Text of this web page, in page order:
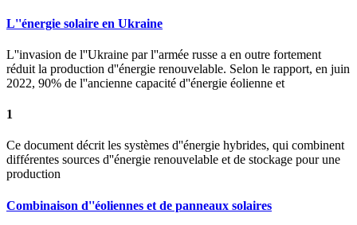
L''énergie solaire en Ukraine
L''invasion de l''Ukraine par l''armée russe a en outre fortement
réduit la production d''énergie renouvelable. Selon le rapport, en juin
2022, 90% de l''ancienne capacité d''énergie éolienne et
1
Ce document décrit les systèmes d''énergie hybrides, qui combinent
différentes sources d''énergie renouvelable et de stockage pour une
production
Combinaison d''éoliennes et de panneaux solaires